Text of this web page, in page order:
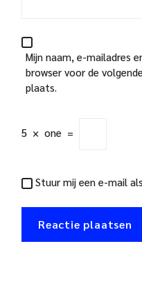
Mijn naam, e-mailadres
browser voor de
plaats.
5 × one =
Stuur mij een e-mail